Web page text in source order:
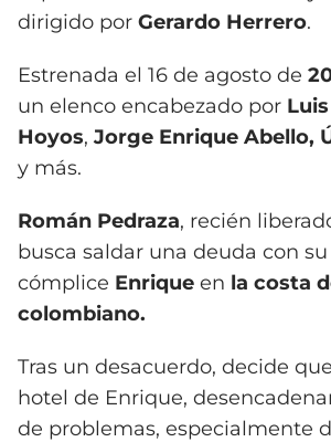
dirigido por Gerardo Herrero.
Estrenada el 16 de agosto de
un elenco encabezado por
Hoyos, Jorge Enrique Abello,
y más.
Román Pedraza, recién
busca saldar una deuda con
cómplice Enrique en la costa
colombiano.
Tras un desacuerdo, decide
hotel de Enrique,
de problemas, especialmente